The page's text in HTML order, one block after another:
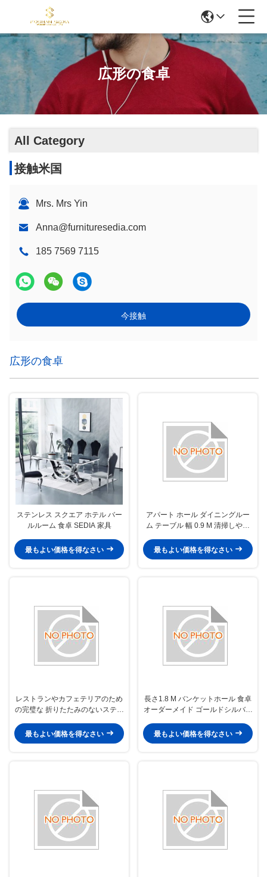
広形の食卓
All Category
接触米国
Mrs. Mrs Yin
Anna@furnituresedia.com
185 7569 7115
今接触
広形の食卓
ステンレス スクエア ホテル バー
ルルーム 食卓 SEDIA 家具
最もよい価格を得なさい
アパート ホール ダイニングルー
ム テーブル 幅 0.9 M 清掃しやす
やイベントスペースに適していま
す
最もよい価格を得なさい
レストランやカフェテリアのため
の完璧な 折りたたみのないステン
四角食卓
最もよい価格を得なさい
長さ1.8 M バンケットホール 食卓
オーダーメイド ゴールドシルバー
ューションを提供しています
最もよい価格を得なさい